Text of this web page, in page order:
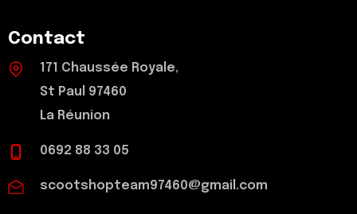
Contact
171 Chaussée Royale,
St Paul 97460
La Réunion
0692 88 33 05
scootshopteam97460@gmail.com